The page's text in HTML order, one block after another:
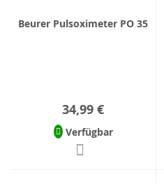
Beurer Pulsoximeter PO 35
34,99 €
Verfügbar